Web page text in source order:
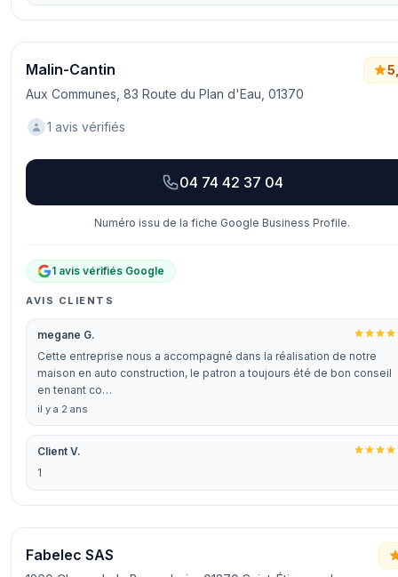
Malin-Cantin
Aux Communes, 83 Route du Plan d'Eau, 01370
1 avis vérifiés
04 74 42 37 04
Numéro issu de la fiche Google Business Profile.
1 avis vérifiés Google
AVIS CLIENTS
megane G.
Cette entreprise nous a accompagné dans la réalisation de notre
maison en auto construction, le patron a toujours été de bon conseil
en tenant co…
il y a 2 ans
Client V.
1
Fabelec SAS